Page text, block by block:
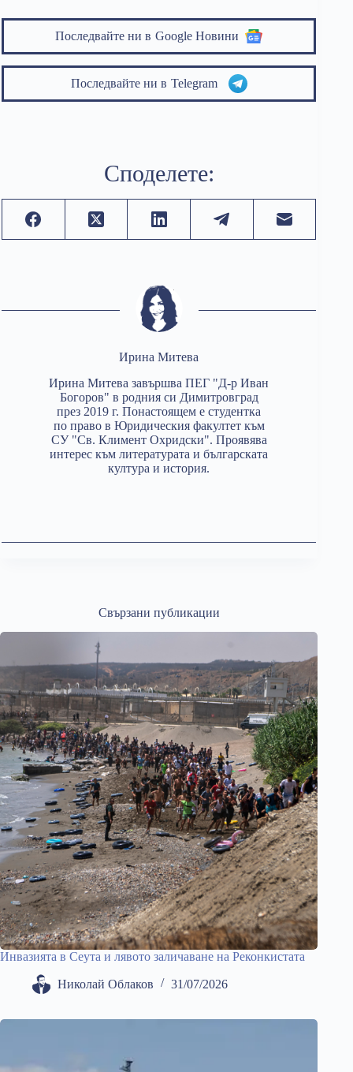
Последвайте ни в Google Новини
Последвайте ни в Telegram
Споделете:
Ирина Митева
Ирина Митева завършва ПЕГ "Д-р Иван
Богоров" в родния си Димитровград
през 2019 г. Понастоящем е студентка
по право в Юридическия факултет към
СУ "Св. Климент Охридски". Проявява
интерес към литературата и българската
култура и история.
Свързани публикации
Инвазията в Сеута и лявото заличаване на Реконкистата
Николай Облаков 31/07/2026